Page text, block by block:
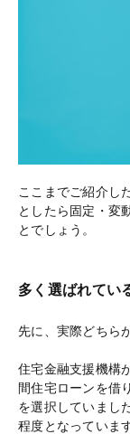
ここまでご紹介し
としたら固定・変
とでしょう。
多く選ばれてい
先に、実際どちら
住宅金融支援機構
間住宅ローンを借
を選択していまし
程度となっていま